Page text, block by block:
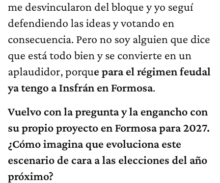
me desvincularon del bloque y yo seguí
defendiendo las ideas y votando en
consecuencia. Pero no soy alguien que dice
que está todo bien y se convierte en un
aplaudidor, porque para el régimen feudal
ya tengo a Insfrán en Formosa.
Vuelvo con la pregunta y la engancho con
su propio proyecto en Formosa para 2027.
¿Cómo imagina que evoluciona este
escenario de cara a las elecciones del año
próximo?